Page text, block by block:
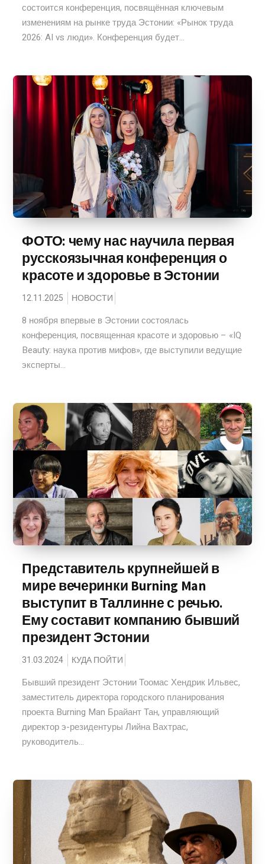
состоится конференция, посвящённая ключевым
изменениям на рынке труда Эстонии: «Рынок труда
2026: AI vs люди». Конференция будет...
ФОТО: чему нас научила первая
русскоязычная конференция о
красоте и здоровье в Эстонии
12.11.2025 НОВОСТИ
8 ноября впервые в Эстонии состоялась
конференция, посвященная красоте и здоровью – «IQ
Beauty: наука против мифов», где выступили ведущие
эксперты...
Представитель крупнейшей в
мире вечеринки Burning Man
выступит в Таллинне с речью.
Ему составит компанию бывший
президент Эстонии
31.03.2024 КУДА ПОЙТИ
Бывший президент Эстонии Тоомас Хендрик Ильвес,
заместитель директора городского планирования
проекта Burning Man Брайант Тан, управляющий
директор э-резидентуры Лийна Вахтрас,
руководитель...